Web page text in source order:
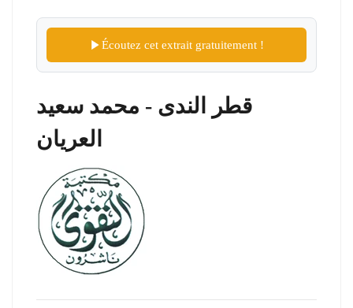
Écoutez cet extrait gratuitement !
قطر الندى - محمد سعيد
العريان